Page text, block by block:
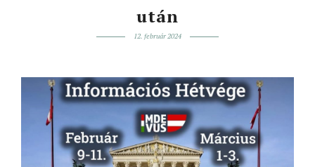
után
12. február 2024